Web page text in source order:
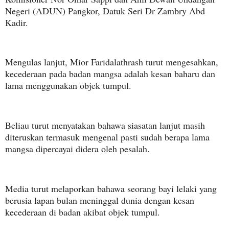
Negeri (ADUN) Pangkor, Datuk Seri Dr Zambry Abd
Kadir.
Mengulas lanjut, Mior Faridalathrash turut mengesahkan,
kecederaan pada badan mangsa adalah kesan baharu dan
lama menggunakan objek tumpul.
Beliau turut menyatakan bahawa siasatan lanjut masih
diteruskan termasuk mengenal pasti sudah berapa lama
mangsa dipercayai didera oleh pesalah.
Media turut melaporkan bahawa seorang bayi lelaki yang
berusia lapan bulan meninggal dunia dengan kesan
kecederaan di badan akibat objek tumpul.